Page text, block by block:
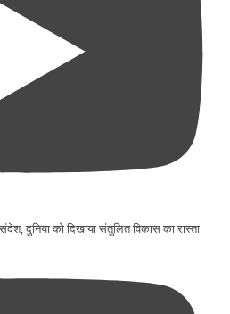
दुनिया को दिखाया संतुलित विकास का रास्ता